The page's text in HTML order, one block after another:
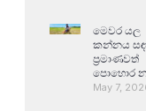
මෙවර යල
කන්නය
ප්‍රමාණවත්
පොහොර
May 7,